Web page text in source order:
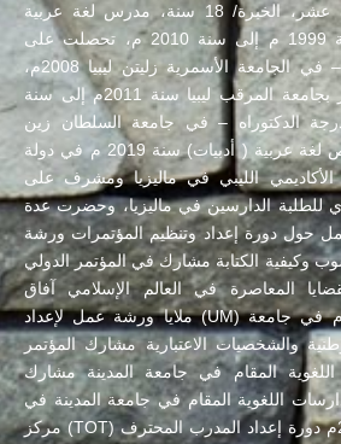
الدراجة الوظيفة/ الحادية عشر، الخبرة/ 18 سنة، مدرس لغة عربية
بالثانويات الليبية من سنة 1999 م إلى سنة 2010 م، تحصلت على
الماجستير – لغة عربية – في الجامعة الأسمرية زليتن ليبيا 2008م،
ترقيت إلى أستاذ محاضر بجامعة المرقب ليبيا سنة 2011م إلى سنة
الدكتوراه – في جامعة السلطان زين
العابدين UniSZA)) تخصص لغة عربية ( أدبيات) سنة 2019 م في دولة
الأكاديمي الليبي في ماليزيا ومشرف على
للطلبة الدارسين في ماليزيا، وحضرت عدة
دورة إعداد وتنظيم المؤتمرات ورشة
وكيفية الكتابة مشارك في المؤتمر الدولي
المعاصرة في العالم الإسلامي آفاق
وتحديات المستقبل المقام في جامعة (UM) ملايا ورشة عمل لإعداد
والشخصيات الاعتبارية مشارك المؤتمر
اللغوية المقام في جامعة المدينة مشارك
اللغوية المقام في جامعة المدينة في
الفترة 7 – 8 / 12 / 2016م دورة إعداد المدرب المحترف (TOT) مركز